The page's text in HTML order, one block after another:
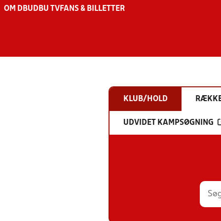
OM DBU DBU TV FANS & BILLETTER
KLUB/HOLD
UDVIDET KAMPSØGNING